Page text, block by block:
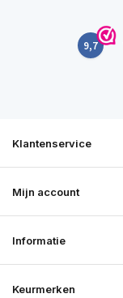
9,7
Klantenservice
Mijn account
Informatie
Keurmerken